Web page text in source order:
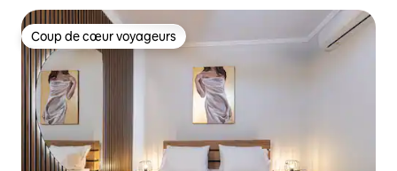
Coup de cœur voyageurs
Coup de cœur voyageurs